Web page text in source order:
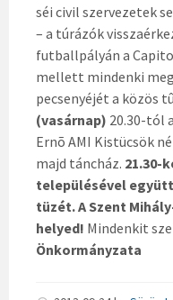
séi civil szervezetek
– a túrázók
futballpályán a
mellett mindenki
pecsenyéjét a közös
(vasárnap) 20.30-tól
Ernõ AMI Kistücsök
majd táncház. 21.30-
településével
tüzét. A Szent
helyed! Mindenkit
Önkormányzata